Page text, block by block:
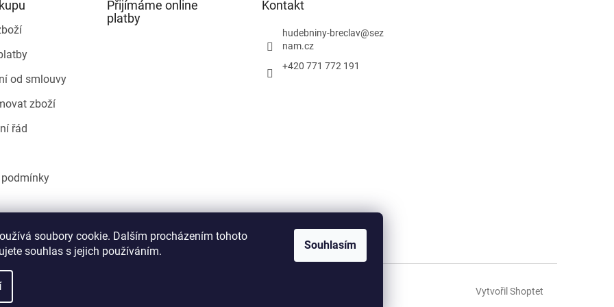
soubory cookie. Dalším procházením tohoto
souhlas s jejich používáním.
Souhlasím
od smlouvy
zboží
řád
Přijímáme online
platby
Kontakt
hudebniny-breclav@sez
nam.cz
+420 771 772 191
Heureka.cz
Vytvořil Shoptet
vyhrazena.